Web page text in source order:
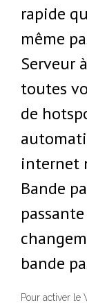
rapide
même
Serveur
toutes
de
internet
Bande
bande
Pour activer le